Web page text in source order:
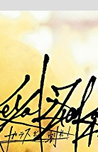
イチナナ)